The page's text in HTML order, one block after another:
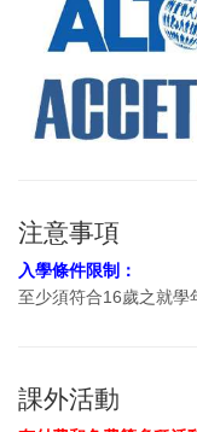
注意事項
入學條件限制：
至少須符合16歲之就學
課外活動